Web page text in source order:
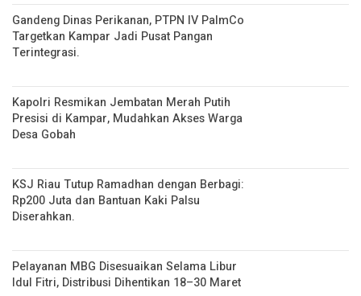
Gandeng Dinas Perikanan, PTPN IV PalmCo
Targetkan Kampar Jadi Pusat Pangan
Terintegrasi.
Kapolri Resmikan Jembatan Merah Putih
Presisi di Kampar, Mudahkan Akses Warga
Desa Gobah
KSJ Riau Tutup Ramadhan dengan Berbagi:
Rp200 Juta dan Bantuan Kaki Palsu
Diserahkan.
Pelayanan MBG Disesuaikan Selama Libur
Idul Fitri, Distribusi Dihentikan 18–30 Maret